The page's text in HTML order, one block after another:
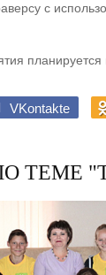
с
планируется
VKontakte
ТЕМЕ